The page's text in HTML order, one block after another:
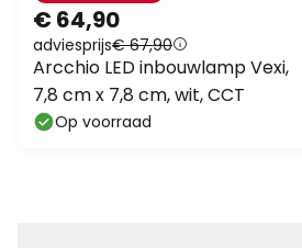
€ 64,90
adviesprijs€ 67,90
Arcchio LED inbouwlamp Vexi,
7,8 cm x 7,8 cm, wit, CCT
Op voorraad